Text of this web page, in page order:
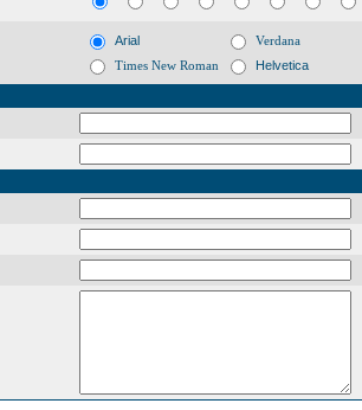
Arial
Verdana
Times New Roman
Helvetica